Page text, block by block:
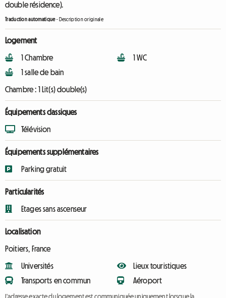
double résidence).
Traduction automatique- Description originale
Logement
1 Chambre
1 salle de bain
1 WC
Chambre : 1 Lit(s) double(s)
Équipements classiques
Télévision
Équipements supplémentaires
Parking gratuit
Particularités
Etages sans ascenseur
Localisation
Poitiers, France
Universités
Transports en commun
Lieux touristiques
Aéroport
L'adresse exacte du logement est communiquée uniquement lorsque la